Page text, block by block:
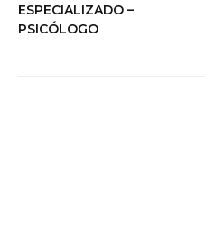
ESPECIALIZADO –
PSICÓLOGO